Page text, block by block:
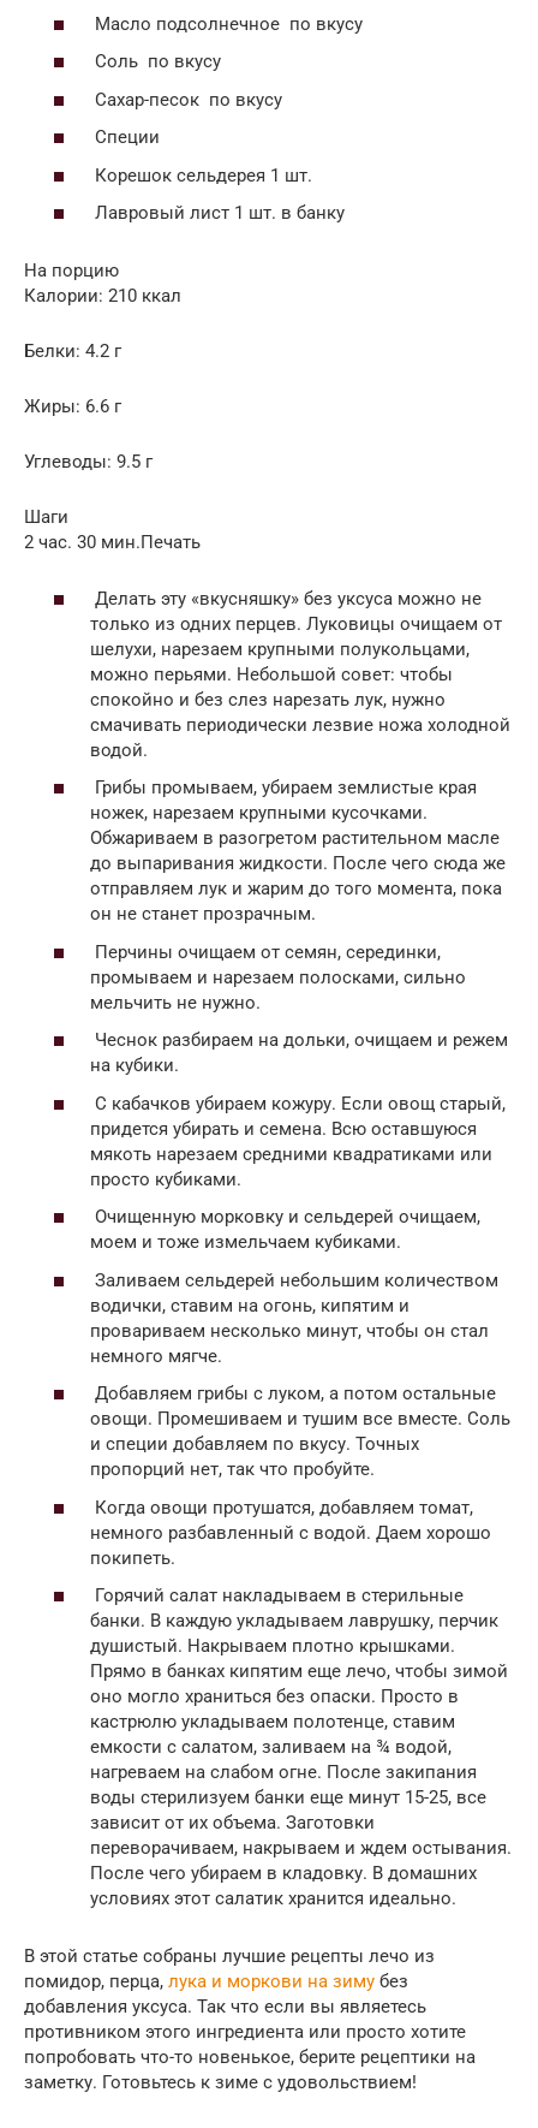
Масло подсолнечное по вкусу
Соль по вкусу
Сахар-песок по вкусу
Специи
Корешок сельдерея 1 шт.
Лавровый лист 1 шт. в банку
На порцию
Калории: 210 ккал
Белки: 4.2 г
Жиры: 6.6 г
Углеводы: 9.5 г
Шаги
2 час. 30 мин.Печать
Делать эту «вкусняшку» без уксуса можно не
только из одних перцев. Луковицы очищаем от
шелухи, нарезаем крупными полукольцами,
можно перьями. Небольшой совет: чтобы
спокойно и без слез нарезать лук, нужно
смачивать периодически лезвие ножа холодной
водой.
Грибы промываем, убираем землистые края
ножек, нарезаем крупными кусочками.
Обжариваем в разогретом растительном масле
до выпаривания жидкости. После чего сюда же
отправляем лук и жарим до того момента, пока
он не станет прозрачным.
Перчины очищаем от семян, серединки,
промываем и нарезаем полосками, сильно
мельчить не нужно.
Чеснок разбираем на дольки, очищаем и режем
на кубики.
С кабачков убираем кожуру. Если овощ старый,
придется убирать и семена. Всю оставшуюся
мякоть нарезаем средними квадратиками или
просто кубиками.
Очищенную морковку и сельдерей очищаем,
моем и тоже измельчаем кубиками.
Заливаем сельдерей небольшим количеством
водички, ставим на огонь, кипятим и
провариваем несколько минут, чтобы он стал
немного мягче.
Добавляем грибы с луком, а потом остальные
овощи. Промешиваем и тушим все вместе. Соль
и специи добавляем по вкусу. Точных
пропорций нет, так что пробуйте.
Когда овощи протушатся, добавляем томат,
немного разбавленный с водой. Даем хорошо
покипеть.
Горячий салат накладываем в стерильные
банки. В каждую укладываем лаврушку, перчик
душистый. Накрываем плотно крышками.
Прямо в банках кипятим еще лечо, чтобы зимой
оно могло храниться без опаски. Просто в
кастрюлю укладываем полотенце, ставим
емкости с салатом, заливаем на ¾ водой,
нагреваем на слабом огне. После закипания
воды стерилизуем банки еще минут 15-25, все
зависит от их объема. Заготовки
переворачиваем, накрываем и ждем остывания.
После чего убираем в кладовку. В домашних
условиях этот салатик хранится идеально.
В этой статье собраны лучшие рецепты лечо из
помидор, перца, лука и моркови на зиму без
добавления уксуса. Так что если вы являетесь
противником этого ингредиента или просто хотите
попробовать что-то новенькое, берите рецептики на
заметку. Готовьтесь к зиме с удовольствием!